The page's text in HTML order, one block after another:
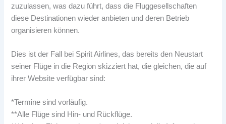
zuzulassen, was dazu führt, dass die Fluggesellschaften
diese Destinationen wieder anbieten und deren Betrieb
organisieren können.
Dies ist der Fall bei Spirit Airlines, das bereits den Neustart
seiner Flüge in die Region skizziert hat, die gleichen, die auf
ihrer Website verfügbar sind:
*Termine sind vorläufig.
**Alle Flüge sind Hin- und Rückflüge.